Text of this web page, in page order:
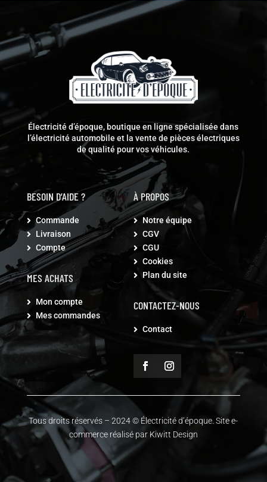
Électricité d’époque, boutique en ligne spécialisée dans
l’électricité automobile et la vente de pièces électriques
de qualité pour vos véhicules.
BESOIN D’AIDE ?
 Commande
 Livraison
 Compte
MES ACHATS
 Mon compte
 Mes commandes
À PROPOS
 Notre équipe
 CGV
 CGU
 Cookies
 Plan du site
CONTACTEZ-NOUS
 Contact
Tous droits réservés – 2024© Électricité d’époque. Site e-
commerce réalisé par Kiwitt Design